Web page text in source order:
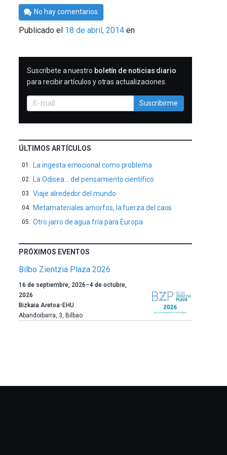
Por
César
Tomé
No hay comentarios
Publicado el 18 de abril, 2014 en
SUSCRIBIRME
Suscríbete a nuestro boletín de noticias diario
para recibir artículos y otras actualizaciones.
Suscribirme
ÚLTIMOS ARTÍCULOS
La ingesta emocional como problema
La Odisea… del pensamiento científico
Viaje alrededor del mundo
Metamateriales amorfos, la fuerza del caos
Otro jarro de agua fría para Europa
PRÓXIMOS EVENTOS
Bilbo Zientzia Plaza 2026
Un
año
más,
Bilbao
la
16 de septiembre, 2026–4 de octubre,
2026
Bizkaia Aretoa-EHU
Abandoibarra, 3, Bilbao